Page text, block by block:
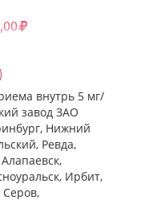
5 мг N14) ЮСБ
5 мг N7) ЮСБ
внутрь 5 мг/
завод ЗАО
Нижний
Ревда,
Ирбит,